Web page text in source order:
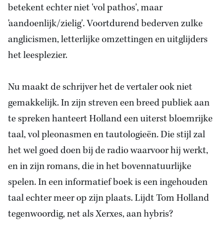
betekent echter niet 'vol pathos', maar
'aandoenlijk/zielig'. Voortdurend bederven zulke
anglicismen, letterlijke omzettingen en uitglijders
het leesplezier.
Nu maakt de schrijver het de vertaler ook niet
gemakkelijk. In zijn streven een breed publiek aan
te spreken hanteert Holland een uiterst bloemrijke
taal, vol pleonasmen en tautologieën. Die stijl zal
het wel goed doen bij de radio waarvoor hij werkt,
en in zijn romans, die in het bovennatuurlijke
spelen. In een informatief boek is een ingehouden
taal echter meer op zijn plaats. Lijdt Tom Holland
tegenwoordig, net als Xerxes, aan hybris?